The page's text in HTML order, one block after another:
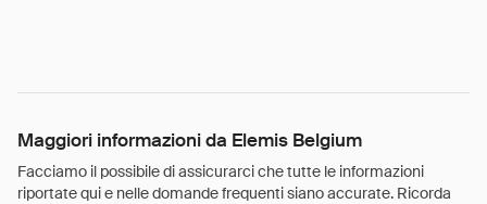
Maggiori informazioni da Elemis Belgium
Facciamo il possibile di assicurarci che tutte le informazioni
riportate qui e nelle domande frequenti siano accurate. Ricorda